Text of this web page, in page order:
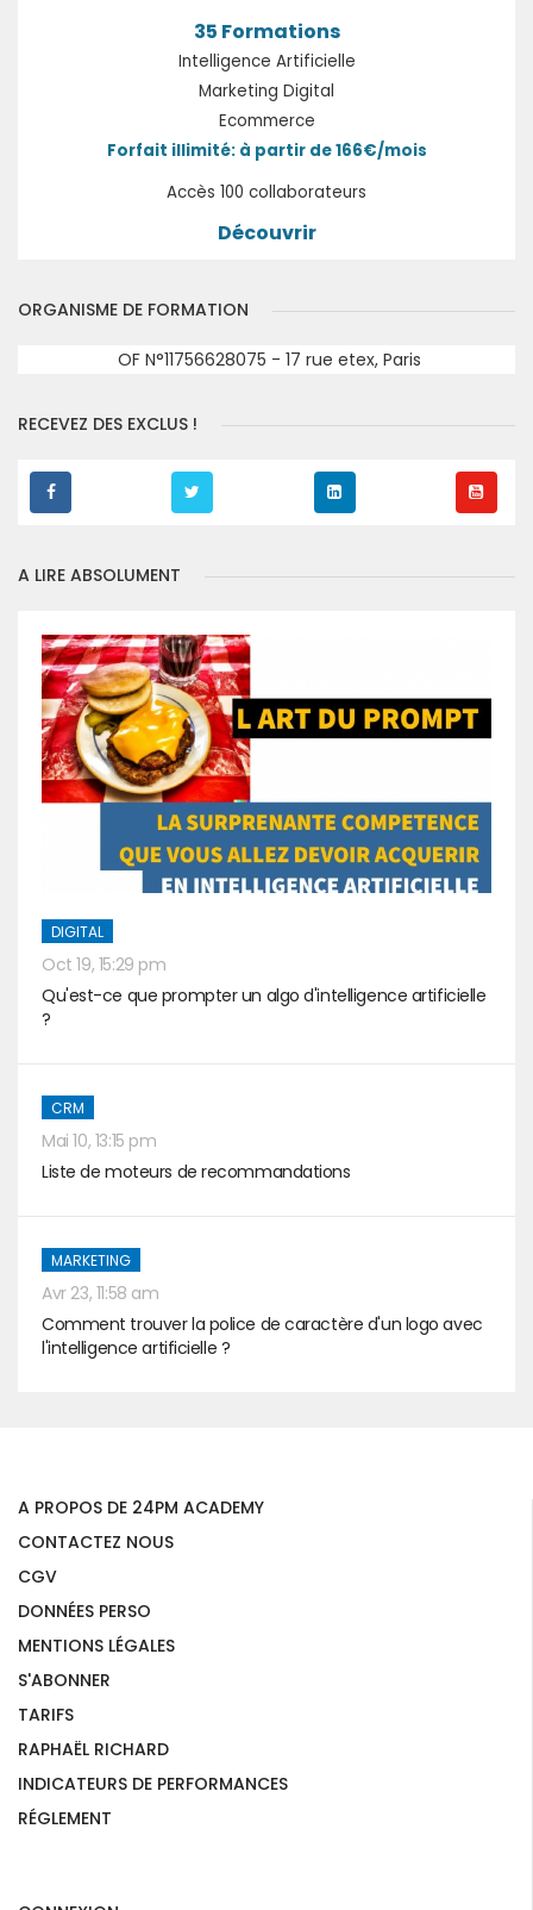
35 Formations
Intelligence Artificielle
Marketing Digital
Ecommerce
Forfait illimité: à partir de 166€/mois
Accès 100 collaborateurs
Découvrir
ORGANISME DE FORMATION
OF N°11756628075 - 17 rue etex, Paris
RECEVEZ DES EXCLUS !
A LIRE ABSOLUMENT
DIGITAL
Oct 19, 15:29 pm
Qu'est-ce que prompter un algo d'intelligence artificielle
?
CRM
Mai 10, 13:15 pm
Liste de moteurs de recommandations
MARKETING
Avr 23, 11:58 am
Comment trouver la police de caractère d'un logo avec
l'intelligence artificielle ?
A PROPOS DE 24PM ACADEMY
CONTACTEZ NOUS
CGV
DONNÉES PERSO
MENTIONS LÉGALES
S'ABONNER
TARIFS
RAPHAËL RICHARD
INDICATEURS DE PERFORMANCES
RÉGLEMENT